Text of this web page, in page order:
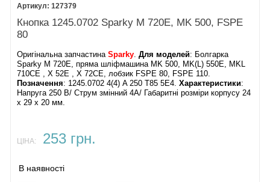
127379
Кнопка 1245.0702 Sparky M 720E, MK 500, FSPE
80
Оригінальна запчастинаSparky.Для моделей: Болгарка
Sparky M 720E, пряма шліфмашина MK 500, MK(L) 550E, MKL
710CE , X 52E , X 72CE, лобзик FSPE 80, FSPE 110.
Позначення: 1245.0702 4(4) A 250 T85 5E4.Характеристики:
Напруга 250 В/ Струм змінний 4А/ Габаритні розміри корпусу 24
х 29 х 20 мм.
ЦІНА: 253 грн.
В наявності